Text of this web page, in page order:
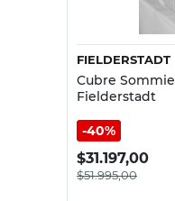
FIELDERSTADT
Cubre
Fielderstadt
40%
$31.197,00
$51.995,00